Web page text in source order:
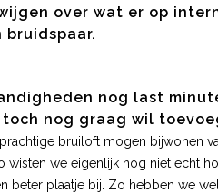
over wat er op
nog last
nog graag wil
bruiloft mogen bijwonen
wisten we eigenlijk nog niet echt
beter plaatje bij. Zo hebben we